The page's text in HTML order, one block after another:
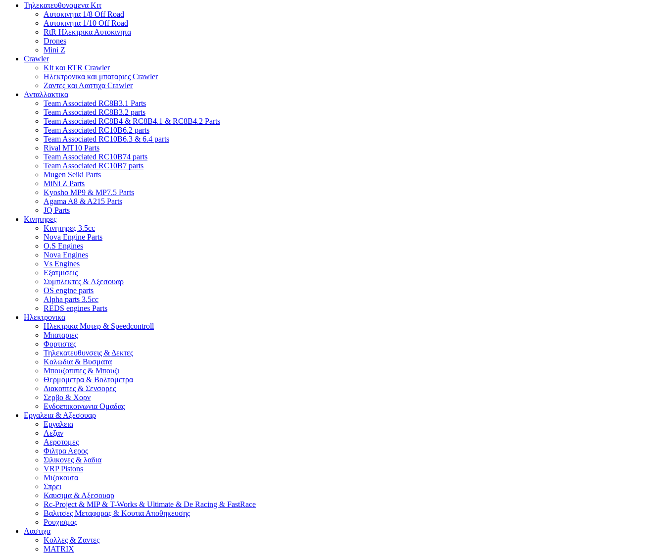
Τηλεκατευθυνομενα Κιτ
Αυτοκινητα 1/8 Off Road
Αυτοκινητα 1/10 Off Road
RtR Ηλεκτρικα Αυτοκινητα
Drones
Mini Z
Crawler
Kit και RTR Crawler
Ηλεκτρονικα και μπαταριες Crawler
Ζαντες και Λαστιχα Crawler
Ανταλλακτικα
Team Associated RC8B3.1 Parts
Team Associated RC8B3.2 parts
Team Associated RC8B4 & RC8B4.1 & RC8B4.2 Parts
Team Associated RC10B6.2 parts
Team Associated RC10B6.3 & 6.4 parts
Rival MT10 Parts
Team Associated RC10B74 parts
Team Associated RC10B7 parts
Mugen Seiki Parts
MiNi Z Parts
Kyosho MP9 & MP7.5 Parts
Agama A8 & A215 Parts
JQ Parts
Κινητηρες
Κινητηρες 3.5cc
Nova Engine Parts
O.S Engines
Nova Engines
Vs Engines
Εξατμισεις
Συμπλεκτες & Αξεσουαρ
OS engine parts
Alpha parts 3.5cc
REDS engines Parts
Ηλεκτρονικα
Ηλεκτρικα Μοτερ & Speedcontroll
Μπαταριες
Φορτιστες
Τηλεκατευθυνσεις & Δεκτες
Kαλωδια & Βυσματα
Μπουζοπιπες & Μπουζι
Θερμομετρα & Βολτομετρα
Διακοπτες & Σενσορες
Σερβο & Χορν
Ενδοεπικοινωνια Ομαδας
Εργαλεια & Αξεσουαρ
Εργαλεια
Λεξαν
Αεροτομες
Φιλτρα Αερος
Σιλικονες & λαδια
VRP Pistons
Μιζοκουτα
Σπρει
Καυσιμα & Αξεσουαρ
Rc-Project & MIP & T-Works & Ultimate & De Racing & FastRace
Βαλιτσες Μεταφορας & Κουτια Αποθηκευσης
Ρουχισμος
Λαστιχα
Κολλες & Ζαντες
MATRIX